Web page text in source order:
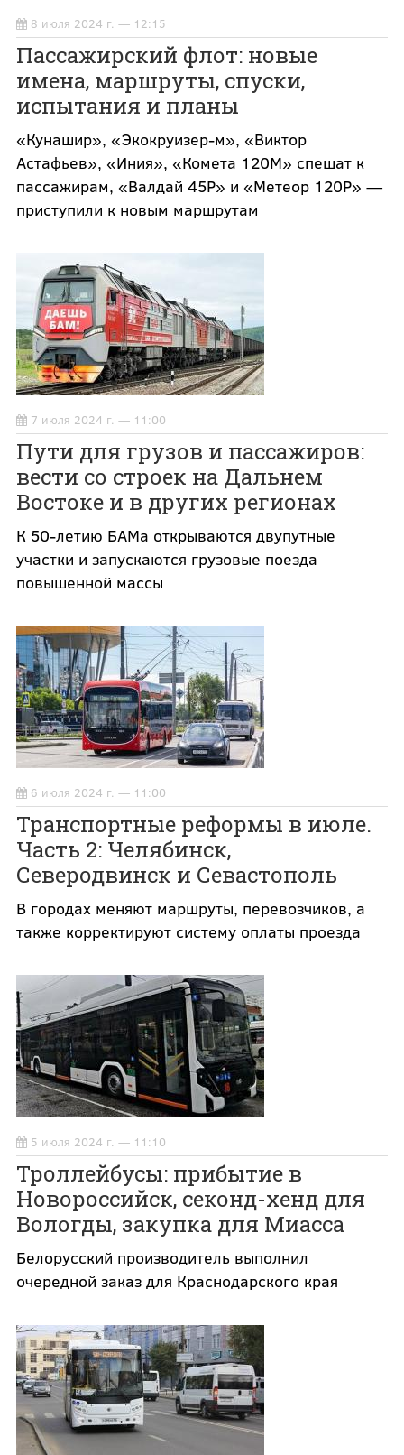
8 июля 2024 г. — 12:15
Пассажирский флот: новые
имена, маршруты, спуски,
испытания и планы
«Кунашир», «Экокруизер-м», «Виктор
Астафьев», «Иния», «Комета 120М» спешат к
пассажирам, «Валдай 45Р» и «Метеор 120Р» —
приступили к новым маршрутам
7 июля 2024 г. — 11:00
Пути для грузов и пассажиров:
вести со строек на Дальнем
Востоке и в других регионах
К 50-летию БАМа открываются двупутные
участки и запускаются грузовые поезда
повышенной массы
6 июля 2024 г. — 11:00
Транспортные реформы в июле.
Часть 2: Челябинск,
Северодвинск и Севастополь
В городах меняют маршруты, перевозчиков, а
также корректируют систему оплаты проезда
5 июля 2024 г. — 11:10
Троллейбусы: прибытие в
Новороссийск, секонд-хенд для
Вологды, закупка для Миасса
Белорусский производитель выполнил
очередной заказ для Краснодарского края